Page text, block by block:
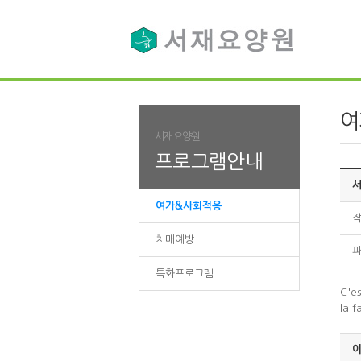
서재요양원
프로그램안내
여가&사회적응
치매예방
특화프로그램
la